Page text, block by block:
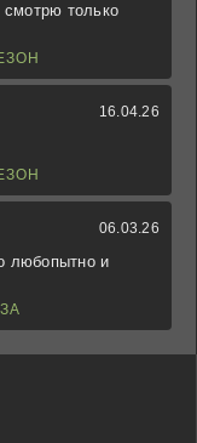
только
16.04.26
06.03.26
любопытно и